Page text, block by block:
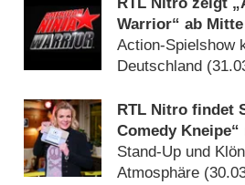
Warrior“ ab
Action-Spielshow
Deutschland (
RTL Nitro findet
Comedy
Stand-Up und
Atmosphäre (